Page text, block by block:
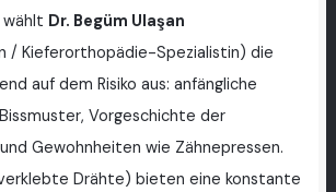
wählt Dr. Begüm Ulaşan
/ Kieferorthopädie-Spezialistin) die
auf dem Risiko aus: anfängliche
Vorgeschichte der
Gewohnheiten wie Zähnepressen.
Drähte) bieten eine konstante